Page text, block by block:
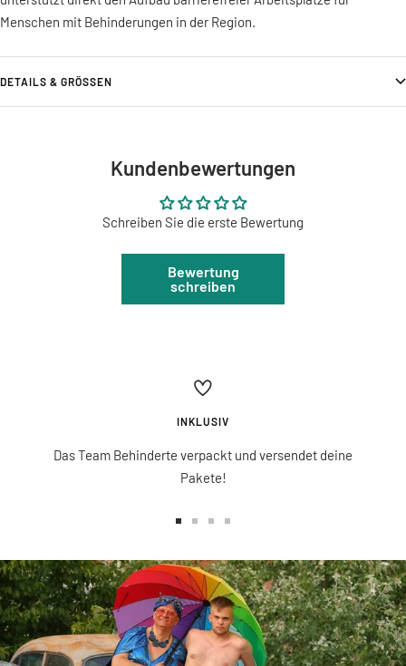
Menschen mit Behinderungen in der Region.
DETAILS & GRÖSSEN
Kundenbewertungen
Schreiben Sie die erste Bewertung
Bewertung
schreiben
INKLUSIV
Das Team Behinderte verpackt und versendet deine
Pakete!
1
gehen
2
gehen
3
gehen
4
gehen